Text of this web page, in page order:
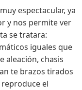
espectacular, ya
y nos permite ver
se tratara:
iguales que
aleación, chasis
te brazos tirados
el